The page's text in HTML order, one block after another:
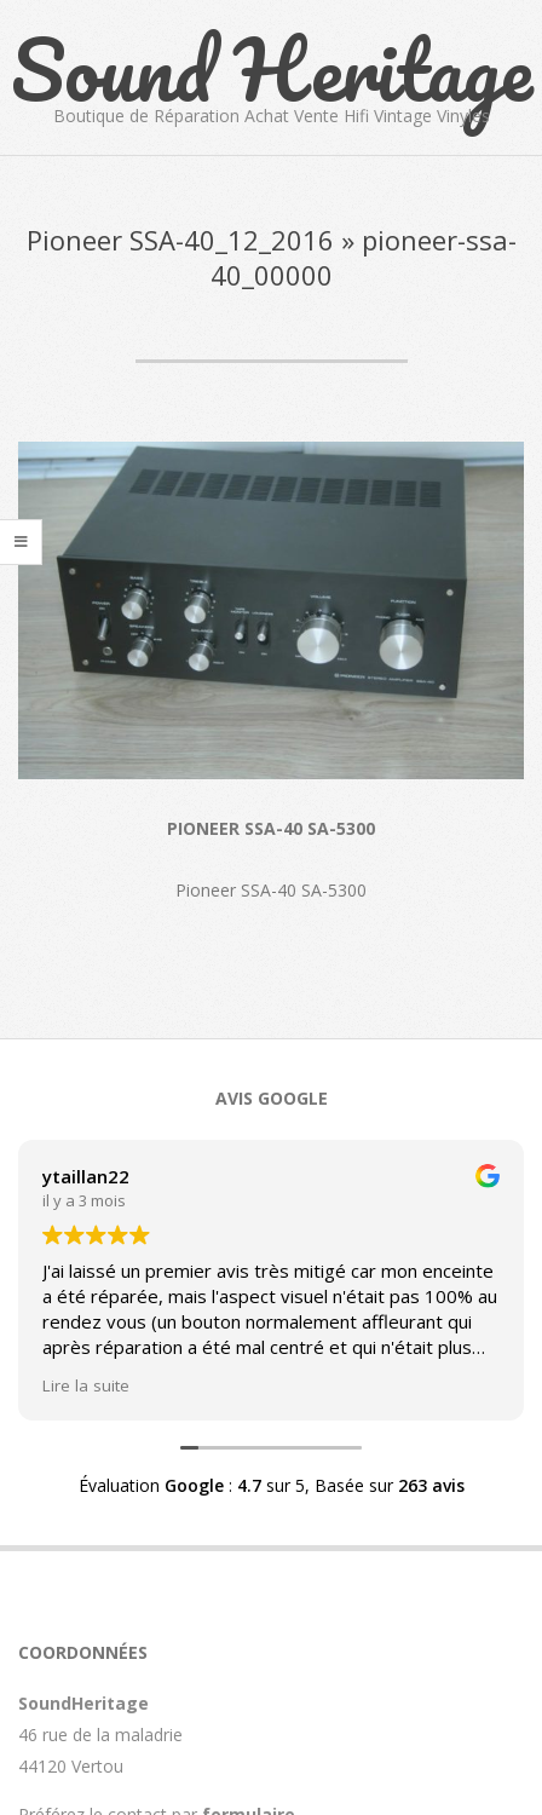
content
Sound Heritage
Boutique de Réparation Achat Vente Hifi Vintage Vinyles
MenuPioneer SSA-40_12_2016 » pioneer-ssa-
40_00000
PIONEER SSA-40 SA-5300
Pioneer SSA-40 SA-5300
AVIS GOOGLE
ytaillan22
il y a 3 mois
J'ai laissé un premier avis très mitigé car mon enceinte
a été réparée, mais l'aspect visuel n'était pas 100% au
rendez vous (un bouton normalement affleurant qui
après réparation a été mal centré et qui n'était plus
Héritage afin d'échanger sur mon expérience et on
m'a fourni des explications sur le pourquoi cet aspect
visuel.
enceinte n'est plus fabriqué (et donc vendu) et que
Avoir ce genre d'explication est utile et valorisant pour
rendez le matériel.
Lire la suite
Évaluation Google: 4.7sur 5, Basée sur 263 avis
COORDONNÉES
SoundHeritage
46 rue de la maladrie
44120 Vertou